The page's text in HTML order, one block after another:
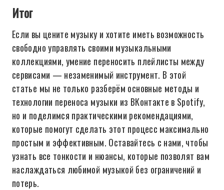
Итог
Если вы цените музыку и хотите иметь возможность
свободно управлять своими музыкальными
коллекциями, умение переносить плейлисты между
сервисами — незаменимый инструмент. В этой
статье мы не только разберём основные методы и
технологии переноса музыки из ВКонтакте в Spotify,
но и поделимся практическими рекомендациями,
которые помогут сделать этот процесс максимально
простым и эффективным. Оставайтесь с нами, чтобы
узнать все тонкости и нюансы, которые позволят вам
наслаждаться любимой музыкой без ограничений и
потерь.